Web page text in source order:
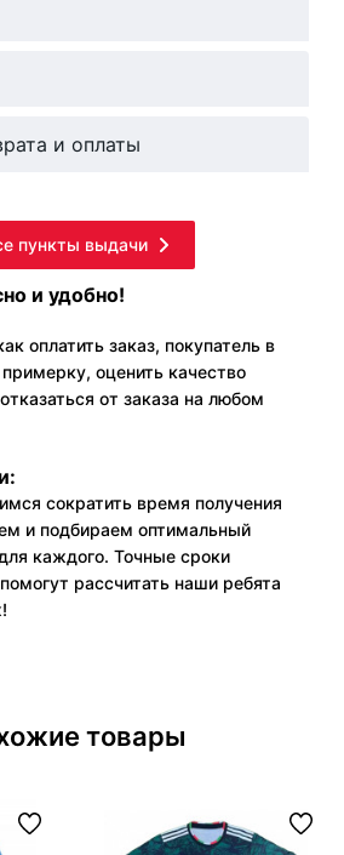
и оплаты
пункты выдачи
и удобно!
оплатить заказ, покупатель в
оценить качество
от заказа на любом
сократить время получения
и подбираем оптимальный
каждого. Точные сроки
рассчитать наши ребята
товары